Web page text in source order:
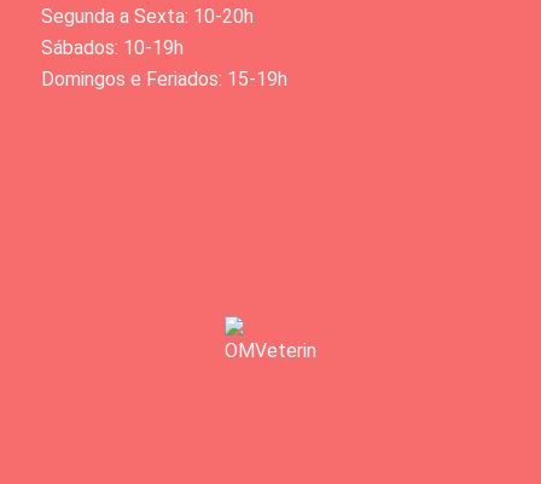
Segunda a Sexta: 10-20h
Sábados: 10-19h
Domingos e Feriados: 15-19h